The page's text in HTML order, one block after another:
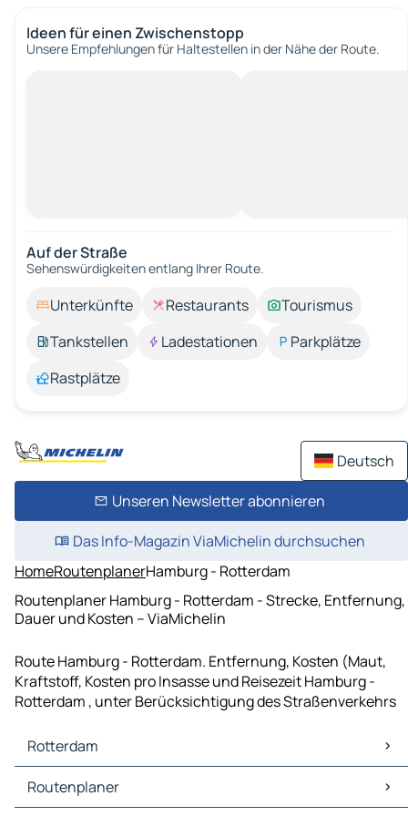
Ideen für einen Zwischenstopp
Unsere Empfehlungen für Haltestellen in der Nähe der Route.
Auf der Straße
Sehenswürdigkeiten entlang Ihrer Route.
Unterkünfte Restaurants
Tourismus
Tankstellen
Ladestationen
Parkplätze
Rastplätze
Deutsch
Unseren Newsletter abonnieren
Das Info-Magazin ViaMichelin durchsuchen
HomeRoutenplanerHamburg - Rotterdam
Routenplaner Hamburg - Rotterdam - Strecke, Entfernung,
Dauer und Kosten – ViaMichelin
Route Hamburg - Rotterdam. Entfernung, Kosten (Maut,
Kraftstoff, Kosten pro Insasse und Reisezeit Hamburg -
Rotterdam , unter Berücksichtigung des Straßenverkehrs
Rotterdam
Rotterdam Karten Stadtplan
Rotterdam Verkehr
Routenplaner